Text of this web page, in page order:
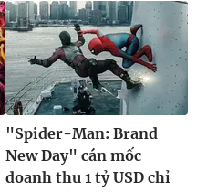
"Spider-Man: Brand
New Day" cán mốc
doanh thu 1 tỷ USD chỉ